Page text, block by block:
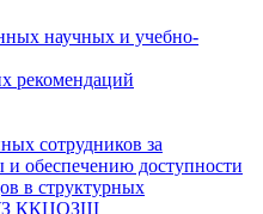
научных и учебно-
рекомендаций
сотрудников за
и обеспечению доступности
в структурных
ККЦОЗШ